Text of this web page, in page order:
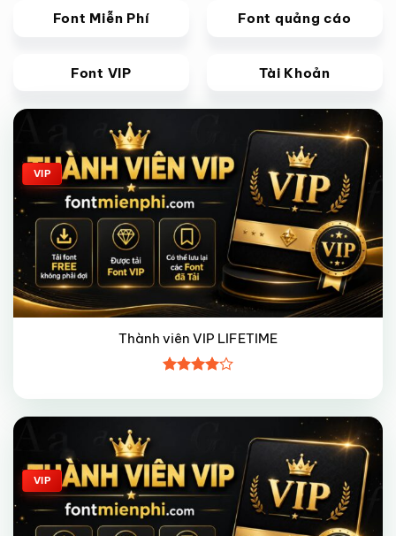
Font Miễn Phí Font quảng cáo
Font VIP Tài Khoản
Giảm giá!
VIP
Thành viên VIP LIFETIME
xếp hạng
Giảm giá!
VIP